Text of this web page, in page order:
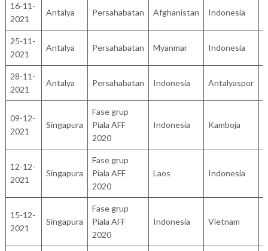
16-11-
2021
Antalya Persahabatan Afghanistan Indonesia
25-11-
2021
Antalya Persahabatan Myanmar Indonesia
28-11-
2021
Antalya Persahabatan Indonesia Antalyaspor
09-12-
2021
Singapura
Fase grup
Piala AFF
2020
Indonesia Kamboja
12-12-
2021
Singapura
Fase grup
Piala AFF
2020
Laos Indonesia
15-12-
2021
Singapura
Fase grup
Piala AFF
2020
Indonesia Vietnam